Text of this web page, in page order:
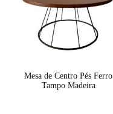
Mesa de Centro Pés Ferro
Tampo Madeira